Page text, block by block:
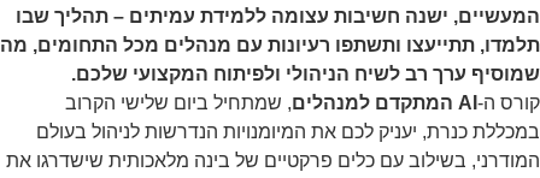
המעשיים, ישנה חשיבות עצומה ללמידת עמיתים – תהליך שבו
תלמדו, תתייעצו ותשתפו רעיונות עם מנהלים מכל התחומים, מה
שמוסיף ערך רב לשיח הניהולי ולפיתוח המקצועי שלכם.
קורס ה- AI המתקדם למנהלים
, שמתחיל ביום שלישי הקרוב
במכללת כנרת, יעניק לכם את המיומנויות הנדרשות לניהול בעולם
המודרני, בשילוב עם כלים פרקטיים של בינה מלאכותית שישדרגו את
מותאמות
אישית.